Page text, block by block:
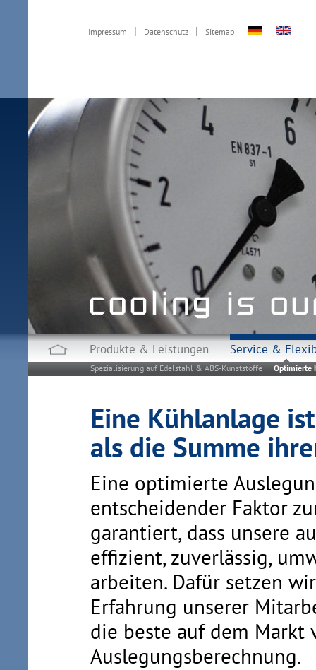
Impressum | Datenschutz | Sitemap
Produkte & Leistungen Service &
Spezialisierung auf Edelstahl & ABS-Kunststoffe Optimierte
Eine Kühlanlage
als die Summe
Eine optimierte
entscheidender Faktor
garantiert, dass unsere
effizient, zuverlässig,
arbeiten. Dafür setzen
Erfahrung unserer
die beste auf dem Markt
Auslegungsberechnung.